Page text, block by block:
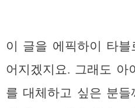
이 글을 에픽하이 타
어지겠지요. 그래도 아
를 대체하고 싶은 분